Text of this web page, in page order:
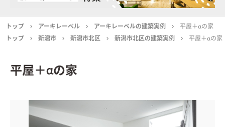
トップ アーキレーベル アーキレーベルの建築実例
平屋＋αの家
トップ
新潟市 新潟市北区 新潟市北区の建築実例 平屋＋αの家
平屋＋αの家